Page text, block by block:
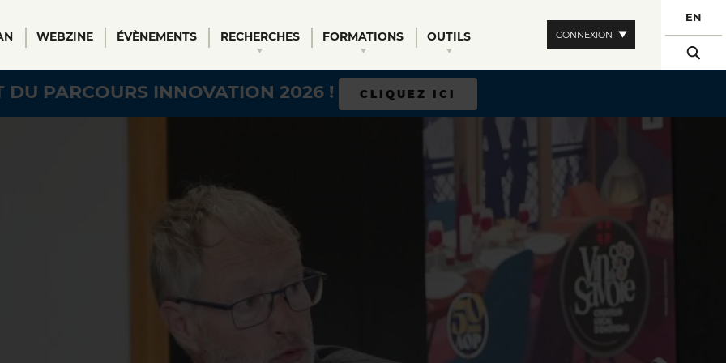
WEBZINE ÉVÈNEMENTS RECHERCHES FORMATIONS OUTILS CONNEXION
EN
DU PARCOURS INNOVATION 2026 ! CLIQUEZ ICI